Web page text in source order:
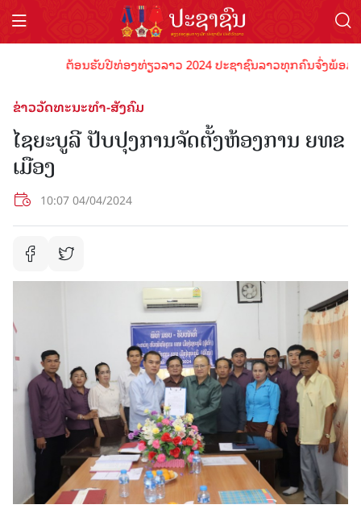
ຕ້ອນຮັບປີທ່ອງທ່ຽວລາວ 2024 ປະຊາຊົນລາວທຸກຄົນຈົ່ງພ້ອມເ
ຂ່າວວັດທະນະທຳ-ສັງຄົມ
ໄຊຍະບູລີ ປັບປຸງການຈັດຕັ້ງຫ້ອງການ ຍທຂ
ເມືອງ
10:07 04/04/2024